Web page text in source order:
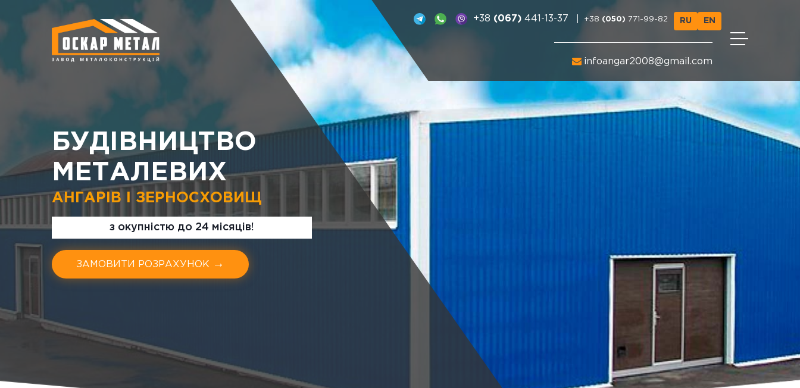
+38 (067) 441-13-37 +38 (050) 771-99-82 RU EN
infoangar2008@gmail.com
БУДІВНИЦТВО
МЕТАЛЕВИХ
АНГАРІВ І ЗЕРНОСХОВИЩ
з окупністю до 24 місяців!
ЗАМОВИТИ РОЗРАХУНОК →